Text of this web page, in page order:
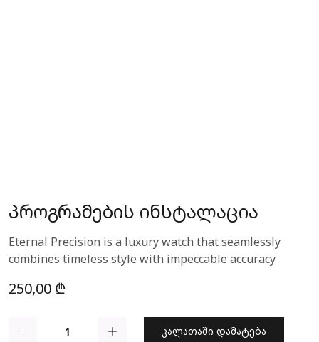
პროგრამების ინსტალაცია
Eternal Precision is a luxury watch that seamlessly
combines timeless style with impeccable accuracy
250,00 ₾
კალათაში დამატება